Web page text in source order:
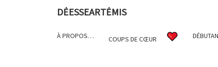
DĖESSEARTĖMIS
À PROPOS… COUPS DE CŒUR